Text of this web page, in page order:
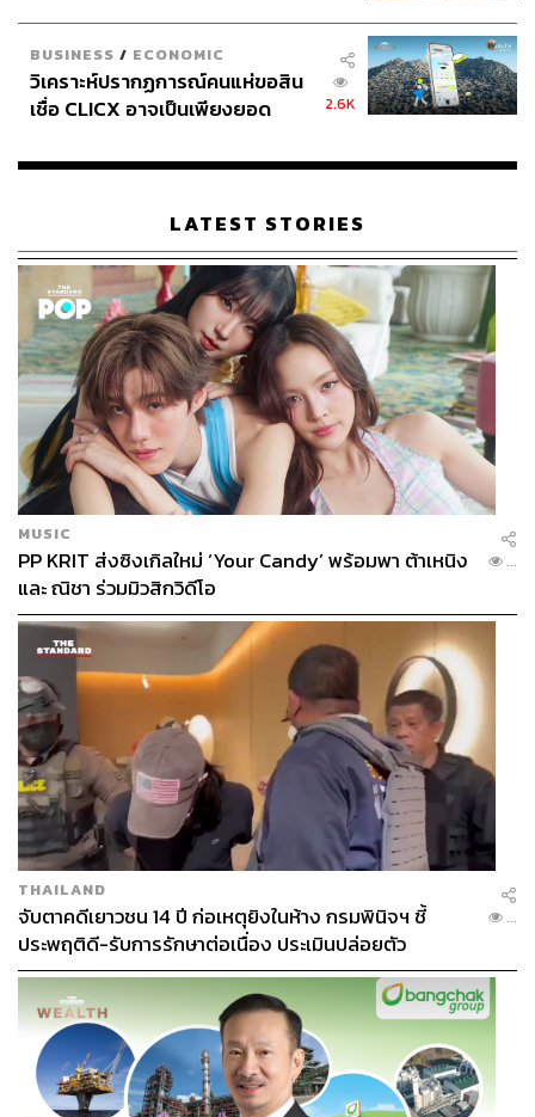
BUSINESS / ECONOMIC
วิเคราะห์ปรากฏการณ์คนแห่ขอสิน
เชื่อ CLICX อาจเป็นเพียงยอด
เรือนไทยที่ถูกซุกไว้
2.6K
LATEST STORIES
MUSIC
PP KRIT ส่งซิงเกิลใหม่ ‘Your Candy’ พร้อมพา ต้าเหนิง
และ ณิชา ร่วมมิวสิกวิดีโอ
...
THAILAND
จับตาคดีเยาวชน 14 ปี ก่อเหตุยิงในห้าง กรมพินิจฯ ชี้
ประพฤติดี-รับการรักษาต่อเนื่อง ประเมินปล่อยตัว
...